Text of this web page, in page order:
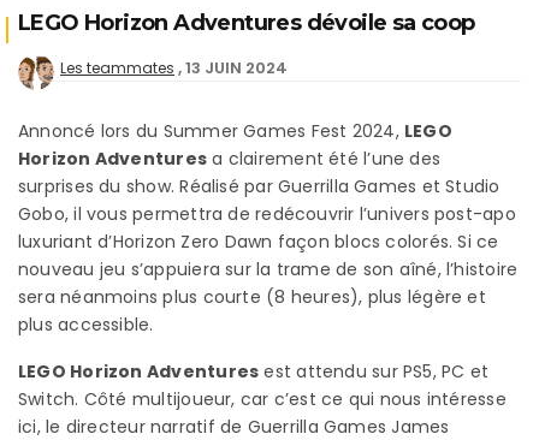
LEGO Horizon Adventures dévoile sa coop
Les teammates 13 JUIN 2024
Annoncé lors du Summer Games Fest 2024, LEGO
Horizon Adventures a clairement été l’une des
surprises du show. Réalisé par Guerrilla Games et Studio
Gobo, il vous permettra de redécouvrir l’univers post-apo
luxuriant d’Horizon Zero Dawn façon blocs colorés. Si ce
nouveau jeu s’appuiera sur la trame de son aîné, l’histoire
sera néanmoins plus courte (8 heures), plus légère et
plus accessible.
LEGO Horizon Adventures est attendu sur PS5, PC et
Switch. Côté multijoueur, car c’est ce qui nous intéresse
ici, le directeur narratif de Guerrilla Games James